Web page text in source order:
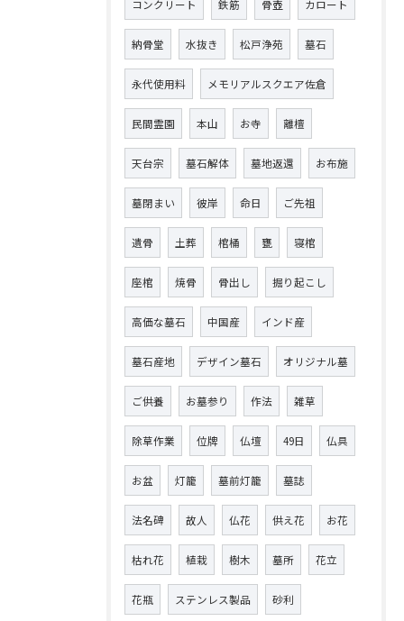
コンクリート 鉄筋 骨壺 カロート
納骨堂 水抜き 松戸浄苑 墓石
永代使用料 メモリアルスクエア佐倉
民間霊園 本山 お寺 離檀
天台宗 墓石解体 墓地返還 お布施
墓閉まい 彼岸 命日 ご先祖
遺骨 土葬 棺桶 甕 寝棺
座棺 焼骨 骨出し 掘り起こし
高価な墓石 中国産 インド産
墓石産地 デザイン墓石 オリジナル墓
ご供養 お墓参り 作法 雑草
除草作業 位牌 仏壇 49日 仏具
お盆 灯籠 墓前灯籠 墓誌
法名碑 故人 仏花 供え花 お花
枯れ花 植栽 樹木 墓所 花立
花瓶 ステンレス製品 砂利